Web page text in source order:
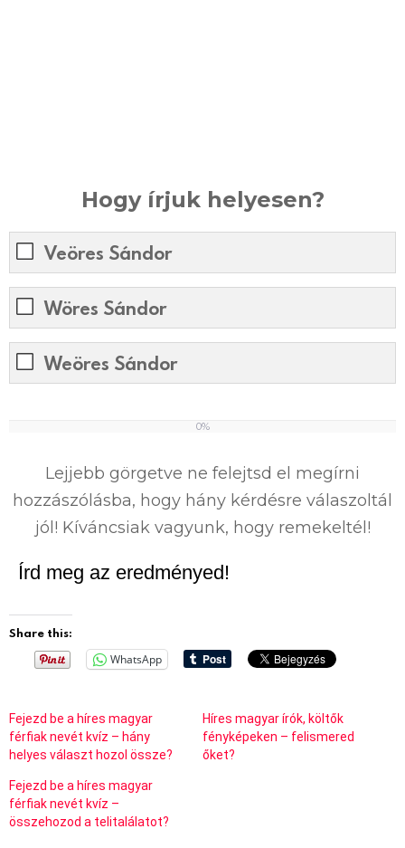
Hogy írjuk helyesen?
Veöres Sándor
Wöres Sándor
Weöres Sándor
0%
Lejjebb görgetve ne felejtsd el megírni
hozzászólásba, hogy hány kérdésre válaszoltál
jól! Kíváncsiak vagyunk, hogy remekeltél!
Írd meg az eredményed!
Share this:
WhatsApp
Fejezd be a híres magyar
férfiak nevét kvíz – hány
helyes választ hozol össze?
Híres magyar írók, költők
fényképeken – felismered
őket?
Fejezd be a híres magyar
férfiak nevét kvíz –
összehozod a telitalálatot?